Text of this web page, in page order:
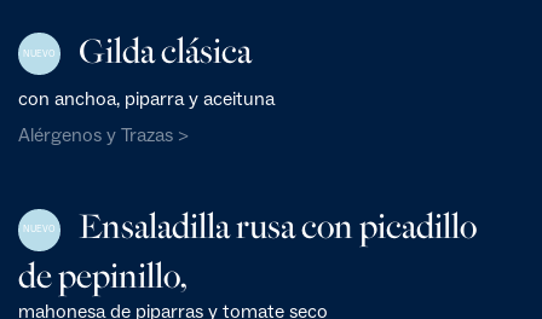
NUEVO Gilda clásica
con anchoa, piparra y aceituna
Alérgenos y Trazas >
NUEVO
Ensaladilla rusa con picadillo
de pepinillo,
mahonesa de piparras y tomate seco